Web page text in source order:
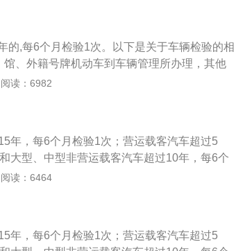
切交通事故，由当事人负全部或主要责任，保
单上标注拒赔对象，包括了年检过期的车辆。
废标准规定》，机动车在检验有效期届满后
验合格标志的将强制报废。
的,每6个月检验1次。以下是关于车辆检验的相
、外籍号牌机动车到车辆管理所办理，其他
载的住所地址所属车辆管理所分所办理。车辆
地址；个人住所地址为其申报的住所地址。
及应提交的资料：在机动车检验合格有效期
或者丢失、灭失，机动车所有人应当提交下列
：（1）机动车行驶证。（2）属于机动车检验
动车检验合格标志。
阅读：6982
年，每6个月检验1次；营运载客汽车超过5
大型、中型非营运载客汽车超过10年，每6个
机、底盘、车身及其附属设备是否清洁、齐
、排气及其它安全性能是否符合“机动车安全
否经过改装、改型、改造、行驶证、号牌、车
有无变化，是否办理了审批和异动、变更手
阅读：6464
年，每6个月检验1次；营运载客汽车超过5